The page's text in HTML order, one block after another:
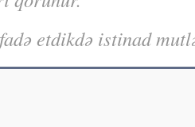
etdikdə istinad